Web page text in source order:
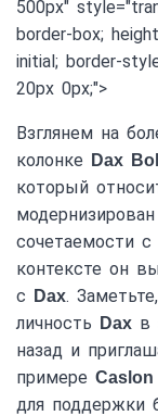
500px"
border-box;
initial; border-
20px 0px;">
Взглянем на
колонке
Dax
который
сочетаемости
контексте он
с
Dax.
личность
Dax в
назад и
примере Caslon
для поддержки